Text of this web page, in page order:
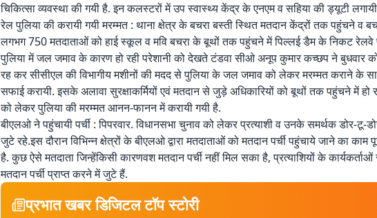
चिकित्सा व्यवस्था की गयी है. इन कलस्टरों में उप स्वास्थ्य केंद्र के एनएम व सहिया की ड्यूटी
रेल पुलिया की करायी गयी मरम्मत : थाना क्षेत्र के बचरा बस्ती स्थित मतदान केंद्रों तक पहुंचने व
लगभग 750 मतदाताओं को हाई स्कूल व मवि बचरा के बूथों तक पहुंचने में पिल्लई डैम के निकट रेलवे
पुलिया में जल जमाव के कारण हो रही परेशानी को देखते टंडवा सीओ अनूप कुमार कच्छप ने बुधवार
रह कर सीसीएल की विभागीय मशीनों की मदद से पुलिया के जल जमाव को लेकर मरम्मत कराने के
सफाई करायी. इसके अलावा सुरक्षाकर्मियों एवं मतदान से जुड़े अधिकारियों को बूथों तक पहुंचने में हो
को लेकर पुलिया की मरम्मत आनन-फानन में करायी गयी है.
बीएलओ ने पहुंचायी पर्ची : पिपरवार. विधानसभा चुनाव को लेकर प्रत्याशी व उनके समर्थक डोर-टू-
जुटे रहे.इस दौरान विभिन्न क्षेत्रों के बीएलओ द्वारा मतदाताओं को मतदान पर्ची पहुंचाये जाने का काम
है. कुछ ऐसे मतदाता जिन्हेंकिसी कारणवश मतदान पर्ची नहीं मिल सका है, प्रत्याशियों के
मतदान पर्ची प्राप्त करने में जुटे हैं.
प्रभात खबर डिजिटल टॉप स्टोरी